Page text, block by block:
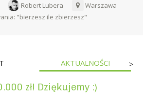
Robert Lubera
Warszawa
"bierzesz ile zbierzesz"
AKTUALNOŚCI >
zł! Dziękujemy :)